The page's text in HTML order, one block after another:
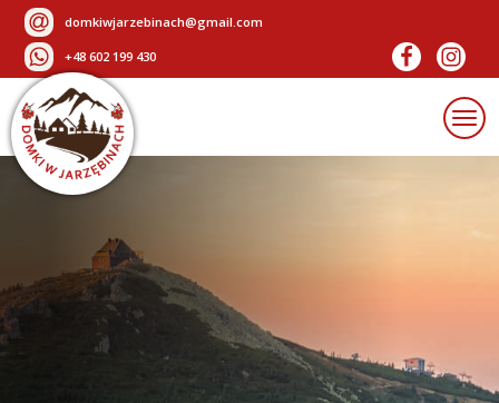
domkiwjarzebinach@gmail.com
+48 602 199 430